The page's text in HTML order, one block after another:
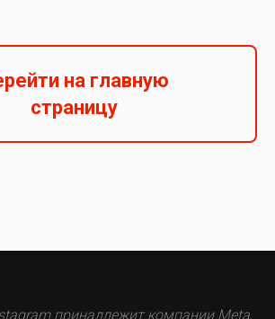
на главную
страницу
принадлежит компании Meta,